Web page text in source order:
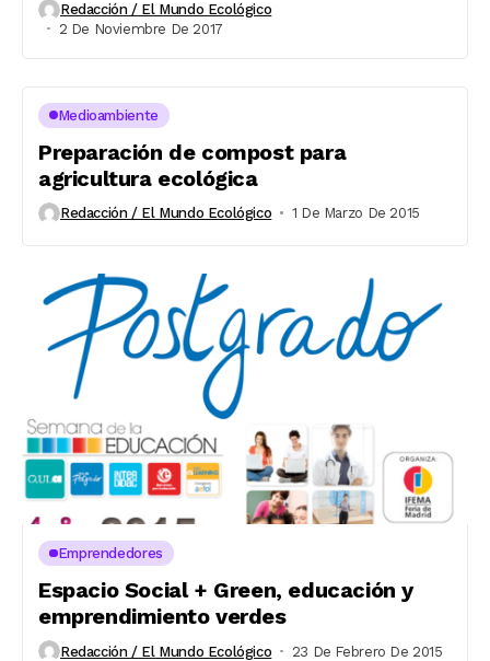
Redacción / El Mundo Ecológico
2 De Noviembre De 2017
Medioambiente
Preparación de compost para
agricultura ecológica
Redacción / El Mundo Ecológico 1 De Marzo De 2015
Emprendedores
Espacio Social + Green, educación y
emprendimiento verdes
Redacción / El Mundo Ecológico 23 De Febrero De 2015